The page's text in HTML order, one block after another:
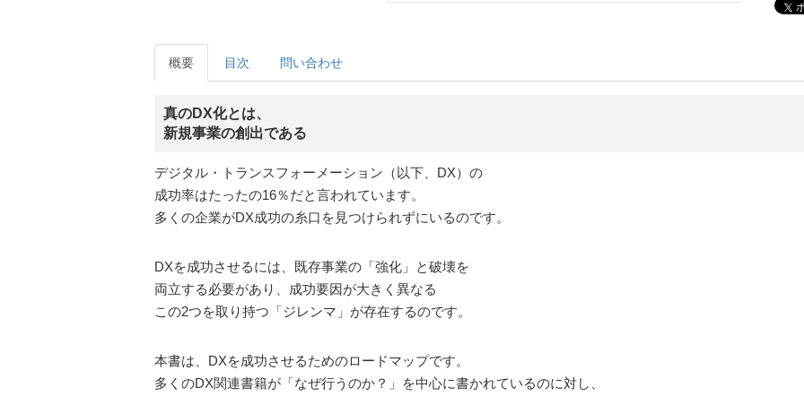
概要 目次 問い合わせ
真のDX化とは、
新規事業の創出である
デジタル・トランスフォーメーション（以下、DX）の
成功率はたったの16％だと言われています。
多くの企業がDX成功の糸口を見つけられずにいるのです。
DXを成功させるには、既存事業の「強化」と破壊を
両立する必要があり、成功要因が大きく異なる
この2つを取り持つ「ジレンマ」が存在するのです。
本書は、DXを成功させるためのロードマップです。
多くのDX関連書籍が「なぜ行うのか？」を中心に書かれているのに対し、